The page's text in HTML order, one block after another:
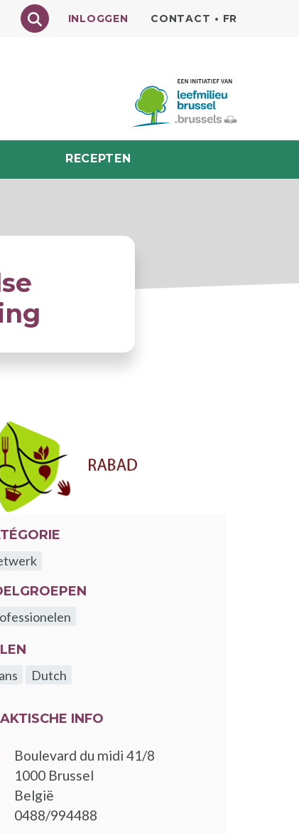
Texte à rechercher
INLOGGEN CONTACT • FR
RECEPTEN
Dutch
INFO
Boulevard du midi 41/8
1000 Brussel
België
TELEFOON
0488/994488